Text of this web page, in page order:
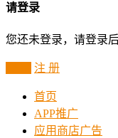
请登录
您还未登录，请登录
注 册
首页
APP推广
应用商店广告